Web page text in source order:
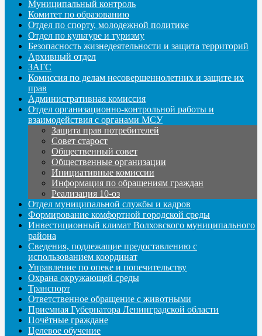
Муниципальный контроль
Комитет по образованию
Отдел по спорту, молодежной политике
Отдел по культуре и туризму
Безопасность жизнедеятельности и защита территорий
Архивный отдел
ЗАГС
Комиссия по делам несовершеннолетних и защите их
прав
Административная комиссия
Отдел организационно-контрольной работы и
взаимодействия с органами МСУ
Защита прав потребителей
Совет старост
Общественный совет
Общественные организации
Инициативные комиссии
Информация по обращениям граждан
Реализация 10-оз
Отдел муниципальной службы и кадров
Формирование комфортной городской среды
Инвестиционный климат Волховского муниципального
района
Сведения, подлежащие предоставлению с
использованием координат
Управление по опеке и попечительству
Охрана окружающей среды
Транспорт
Ответственное обращение с животными
Приемная Губернатора Ленинградской области
Почётные граждане
Целевое обучение